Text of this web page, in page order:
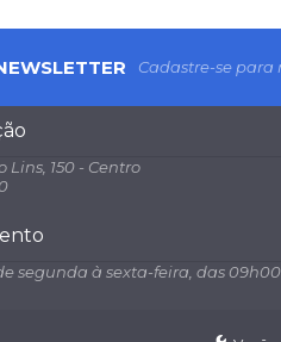
Cadastre-se para
Lins, 150 - Centro
segunda à sexta-feira, das 09h00